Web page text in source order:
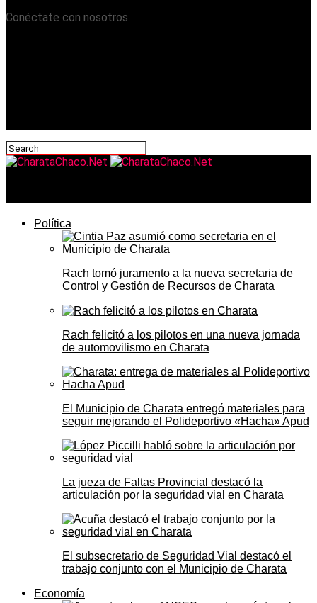
Conéctate con nosotros
Política
Rach tomó juramento a la nueva secretaria de
Control y Gestión de Recursos de Charata
Rach felicitó a los pilotos en una nueva jornada
de automovilismo en Charata
El Municipio de Charata entregó materiales para
seguir mejorando el Polideportivo «Hacha» Apud
La jueza de Faltas Provincial destacó la
articulación por la seguridad vial en Charata
El subsecretario de Seguridad Vial destacó el
trabajo conjunto con el Municipio de Charata
Economía